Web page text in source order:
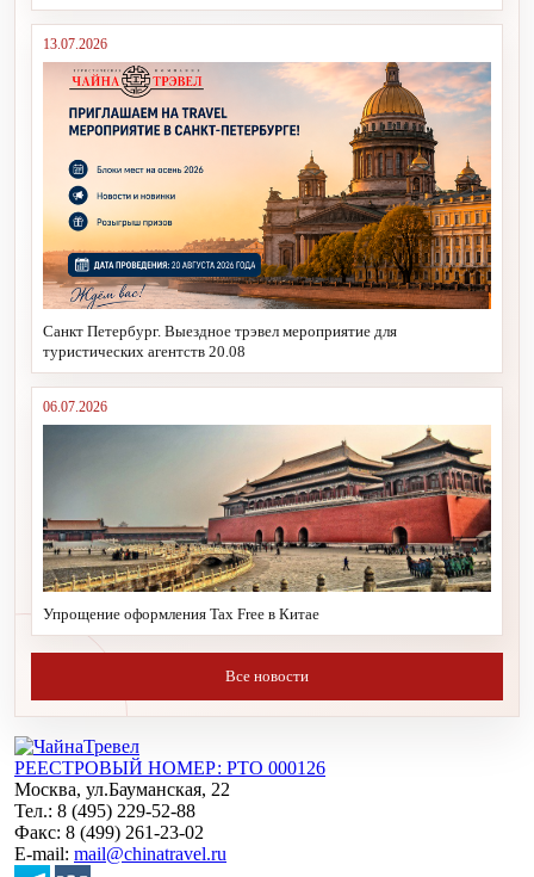
13.07.2026
Санкт Петербург. Выездное трэвел мероприятие для
туристических агентств 20.08
06.07.2026
Упрощение оформления Tax Free в Китае
Все новости
РЕЕСТРОВЫЙ НОМЕР: РТО 000126
Москва, ул.Бауманская, 22
Тел.: 8 (495) 229-52-88
Факс: 8 (499) 261-23-02
E-mail: mail@chinatravel.ru